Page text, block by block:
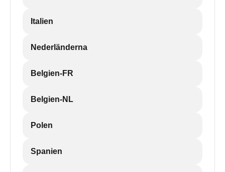
Italien
Nederländerna
Belgien-FR
Belgien-NL
Polen
Spanien